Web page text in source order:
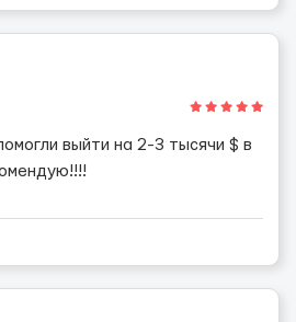
выйти на 2-3 тысячи $ в